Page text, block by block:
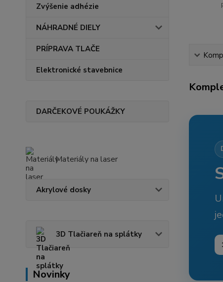
Zvýšenie adhézie
NÁHRADNÉ DIELY
PRÍPRAVA TLAČE
Elektronické stavebnice
DARČEKOVÉ POUKÁŽKY
Materiály na laser
Akrylové dosky
3D Tlačiareň na splátky
Novinky